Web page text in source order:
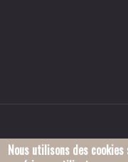
Nous utilisons des